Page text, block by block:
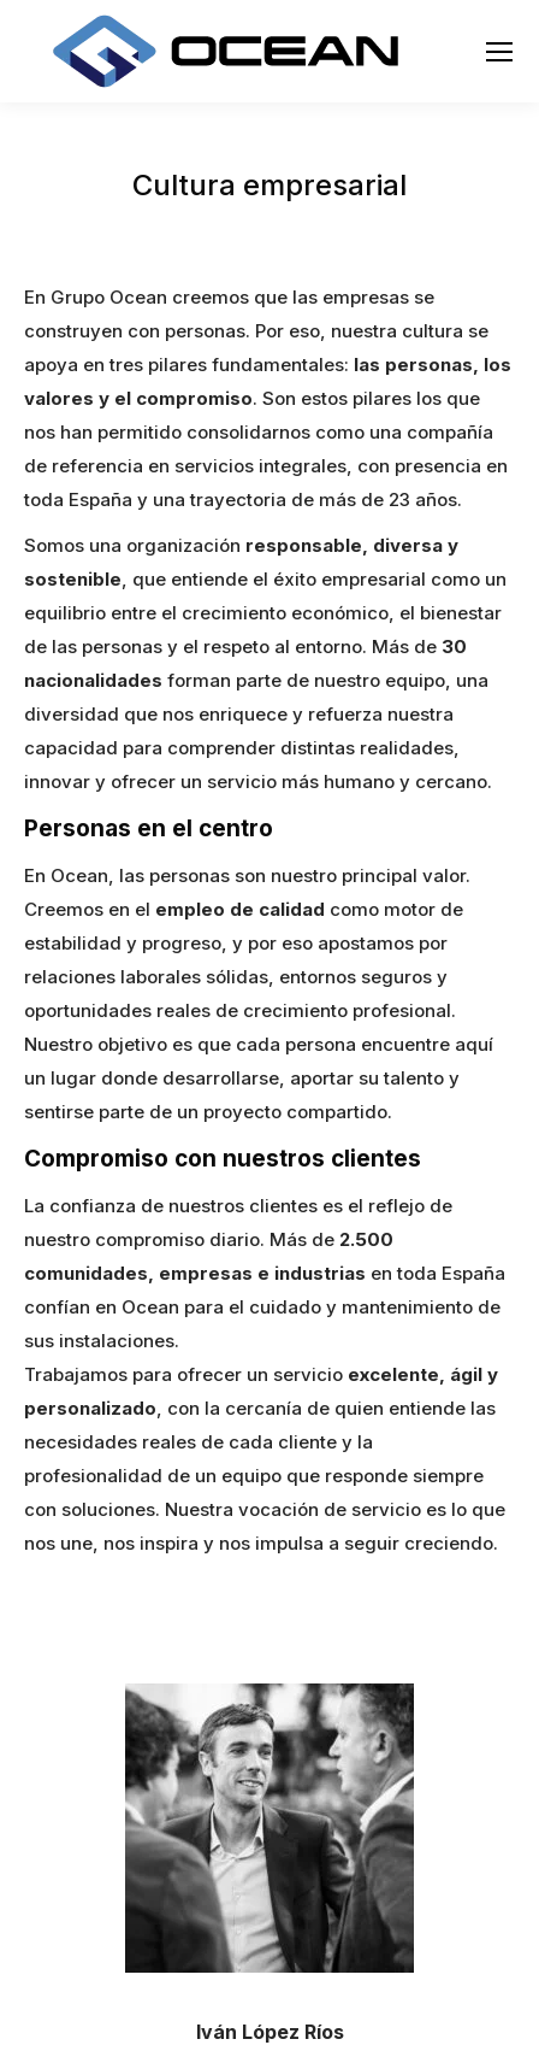
Cultura empresarial
En Grupo Ocean creemos que las empresas se
construyen con personas. Por eso, nuestra cultura se
apoya en tres pilares fundamentales: las personas, los
valores y el compromiso. Son estos pilares los que
nos han permitido consolidarnos como una compañía
de referencia en servicios integrales, con presencia en
toda España y una trayectoria de más de 23 años.
Somos una organización responsable, diversa y
sostenible, que entiende el éxito empresarial como un
equilibrio entre el crecimiento económico, el bienestar
de las personas y el respeto al entorno. Más de 30
nacionalidades forman parte de nuestro equipo, una
diversidad que nos enriquece y refuerza nuestra
capacidad para comprender distintas realidades,
innovar y ofrecer un servicio más humano y cercano.
Personas en el centro
En Ocean, las personas son nuestro principal valor.
Creemos en el empleo de calidad como motor de
estabilidad y progreso, y por eso apostamos por
relaciones laborales sólidas, entornos seguros y
oportunidades reales de crecimiento profesional.
Nuestro objetivo es que cada persona encuentre aquí
un lugar donde desarrollarse, aportar su talento y
sentirse parte de un proyecto compartido.
Compromiso con nuestros clientes
La confianza de nuestros clientes es el reflejo de
nuestro compromiso diario. Más de 2.500
comunidades, empresas e industrias en toda España
confían en Ocean para el cuidado y mantenimiento de
sus instalaciones.
Trabajamos para ofrecer un servicio excelente, ágil y
personalizado, con la cercanía de quien entiende las
necesidades reales de cada cliente y la
profesionalidad de un equipo que responde siempre
con soluciones. Nuestra vocación de servicio es lo que
nos une, nos inspira y nos impulsa a seguir creciendo.
Iván López Ríos